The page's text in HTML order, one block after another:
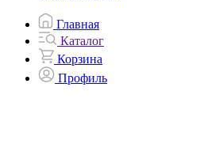
Главная
Каталог
Корзина
Профиль